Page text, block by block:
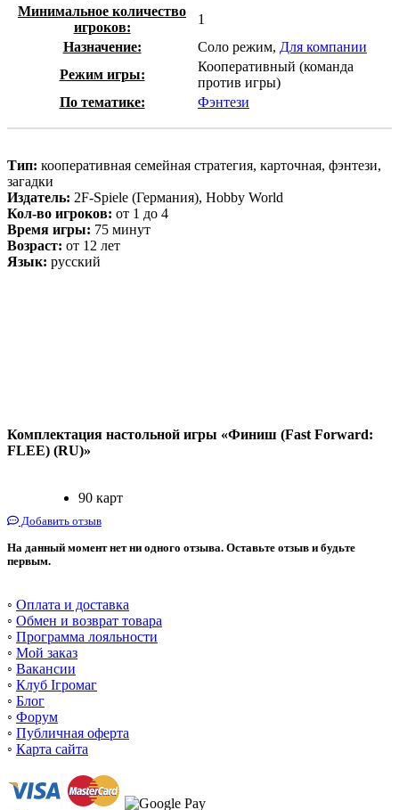
Минимальное количество
игроков:
1
Назначение:
Соло режим, Для компании
Режим игры:
Кооперативный (команда
против игры)
По тематике:
Фэнтези
Тип: кооперативная семейная стратегия, карточная, фэнтези,
загадки
Издатель: 2F-Spiele (Германия), Hobby World
Кол-во игроков: от 1 до 4
Время игры: 75 минут
Возраст: от 12 лет
Язык: русский
Комплектация настольной игры «Финиш (Fast Forward:
FLEE) (RU)»
90 карт
Добавить отзыв
На данный момент нет ни одного отзыва. Оставьте отзыв и будьте
первым.
◦ Оплата и доставка
◦ Обмен и возврат товара
◦ Программа лояльности
◦ Мой заказ
◦ Вакансии
◦ Клуб Ігромаг
◦ Блог
◦ Форум
◦ Публичная оферта
◦ Карта сайта